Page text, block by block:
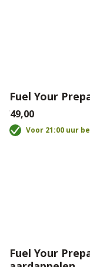
Fuel Your
€49,00
Voor 21:00 uur
Fuel Your